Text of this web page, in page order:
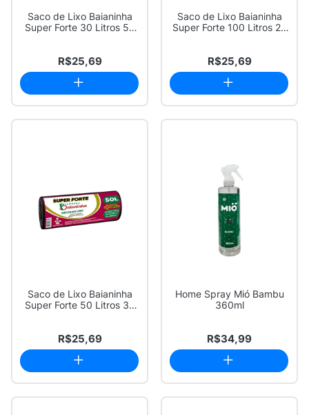
Saco de Lixo Baianinha
Super Forte 30 Litros 50
R$25,69
Saco de Lixo Baianinha
Super Forte 100 Litros 20
R$25,69
Saco de Lixo Baianinha
Super Forte 50 Litros 30
R$25,69
Home Spray Mió Bambu
360ml
R$34,99